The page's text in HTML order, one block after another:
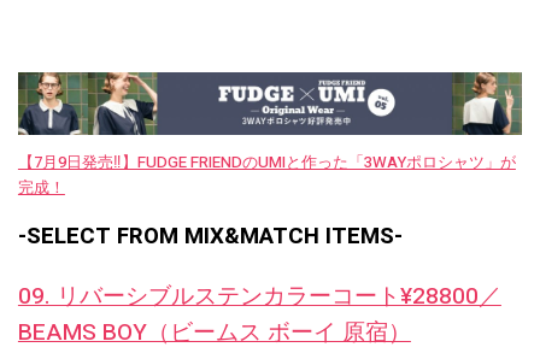
【7月9日発売‼︎】FUDGE FRIENDのUMIと作った「3WAYポロシャツ」が
完成！
-SELECT FROM MIX&MATCH ITEMS-
09. リバーシブルステンカラーコート¥28800／
BEAMS BOY（ビームス ボーイ 原宿）